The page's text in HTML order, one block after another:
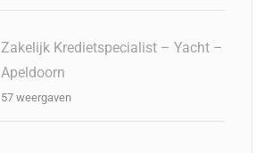
Zakelijk Kredietspecialist – Yacht –
Apeldoorn
57 weergaven